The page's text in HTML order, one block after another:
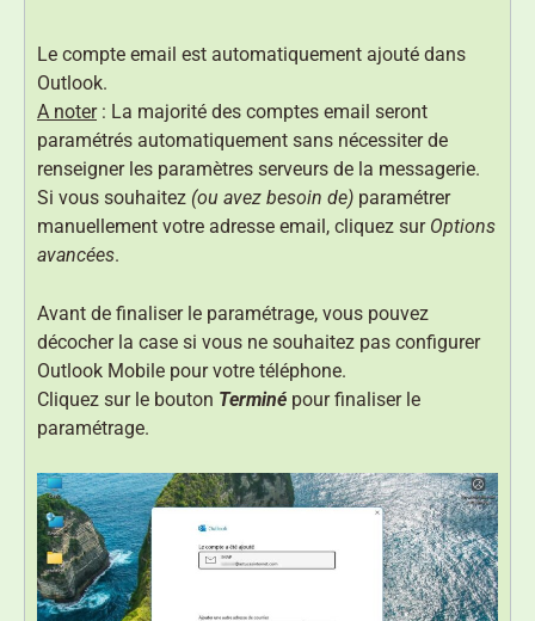
Le compte email est automatiquement ajouté dans
Outlook.
A noter: La majorité des comptes email seront
paramétrés automatiquement sans nécessiter de
renseigner les paramètres serveurs de la messagerie.
Si vous souhaitez (ou avez besoin de) paramétrer
manuellement votre adresse email, cliquez sur Options
avancées.
Avant de finaliser le paramétrage, vous pouvez
décocher la case si vous ne souhaitez pas configurer
Outlook Mobile pour votre téléphone.
Cliquez sur le bouton Terminé pour finaliser le
paramétrage.